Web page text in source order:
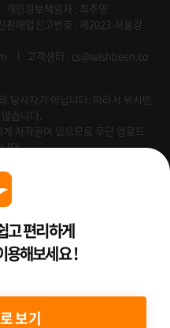
개인정보책임자 : 최주영
판매업신고번호 : 제2023-서울강
고객센터 : cs@wishbeen.co
당사자가 아닙니다. 따라서 위시빈
습니다.
저작권이 있으므로 무단 업로드
다.
고 편리하게
용해보세요 !
보기